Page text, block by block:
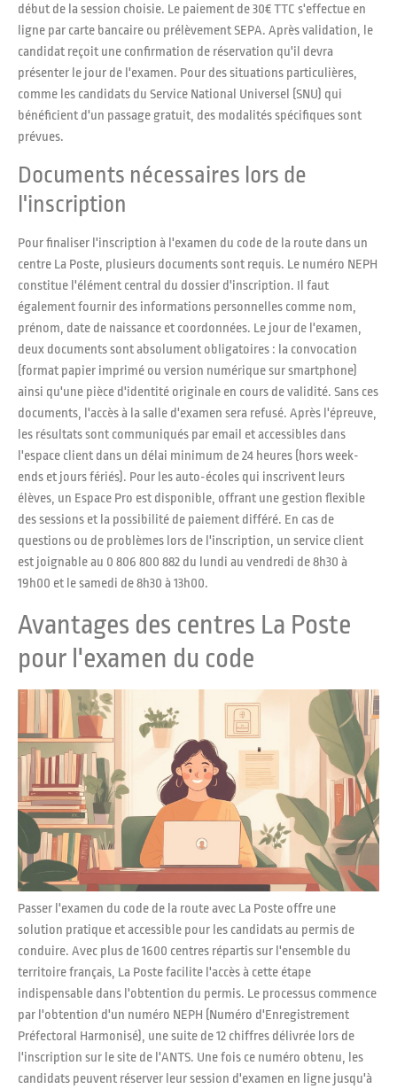
début de la session choisie. Le paiement de 30€ TTC s'effectue en
ligne par carte bancaire ou prélèvement SEPA. Après validation, le
candidat reçoit une confirmation de réservation qu'il devra
présenter le jour de l'examen. Pour des situations particulières,
comme les candidats du Service National Universel (SNU) qui
bénéficient d'un passage gratuit, des modalités spécifiques sont
prévues.
Documents nécessaires lors de
l'inscription
Pour finaliser l'inscription à l'examen du code de la route dans un
centre La Poste, plusieurs documents sont requis. Le numéro NEPH
constitue l'élément central du dossier d'inscription. Il faut
également fournir des informations personnelles comme nom,
prénom, date de naissance et coordonnées. Le jour de l'examen,
deux documents sont absolument obligatoires : la convocation
(format papier imprimé ou version numérique sur smartphone)
ainsi qu'une pièce d'identité originale en cours de validité. Sans ces
documents, l'accès à la salle d'examen sera refusé. Après l'épreuve,
les résultats sont communiqués par email et accessibles dans
l'espace client dans un délai minimum de 24 heures (hors week-
ends et jours fériés). Pour les auto-écoles qui inscrivent leurs
élèves, un Espace Pro est disponible, offrant une gestion flexible
des sessions et la possibilité de paiement différé. En cas de
questions ou de problèmes lors de l'inscription, un service client
est joignable au 0 806 800 882 du lundi au vendredi de 8h30 à
19h00 et le samedi de 8h30 à 13h00.
Avantages des centres La Poste
pour l'examen du code
Passer l'examen du code de la route avec La Poste offre une
solution pratique et accessible pour les candidats au permis de
conduire. Avec plus de 1600 centres répartis sur l'ensemble du
territoire français, La Poste facilite l'accès à cette étape
indispensable dans l'obtention du permis. Le processus commence
par l'obtention d'un numéro NEPH (Numéro d'Enregistrement
Préfectoral Harmonisé), une suite de 12 chiffres délivrée lors de
l'inscription sur le site de l'ANTS. Une fois ce numéro obtenu, les
candidats peuvent réserver leur session d'examen en ligne jusqu'à